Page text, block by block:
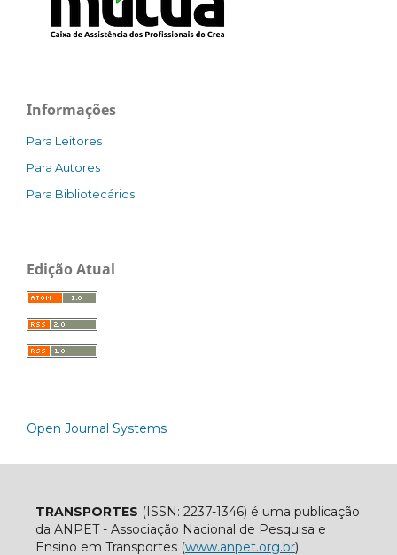
Informações
Para Leitores
Para Autores
Para Bibliotecários
Edição Atual
Open Journal Systems
TRANSPORTES (ISSN: 2237-1346) é uma publicação
da ANPET - Associação Nacional de Pesquisa e
Ensino em Transportes (www.anpet.org.br)